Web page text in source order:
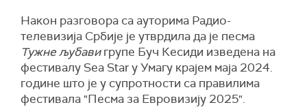
Након разговора са ауторима Радио-
телевизија Србије је утврдила да је песма
Тужне љубавигрупе Буч Кесиди изведена на
фестивалу Sea Star у Умагу крајем маја 2024.
године што је у супротности са правилима
фестивала "Песма за Евровизију 2025".